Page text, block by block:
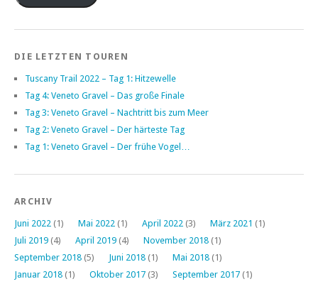
DIE LETZTEN TOUREN
Tuscany Trail 2022 – Tag 1: Hitzewelle
Tag 4: Veneto Gravel – Das große Finale
Tag 3: Veneto Gravel – Nachtritt bis zum Meer
Tag 2: Veneto Gravel – Der härteste Tag
Tag 1: Veneto Gravel – Der frühe Vogel…
ARCHIV
Juni 2022 (1) Mai 2022 (1) April 2022 (3) März 2021 (1)
Juli 2019 (4) April 2019 (4) November 2018 (1)
September 2018 (5) Juni 2018 (1) Mai 2018 (1)
Januar 2018 (1) Oktober 2017 (3) September 2017 (1)